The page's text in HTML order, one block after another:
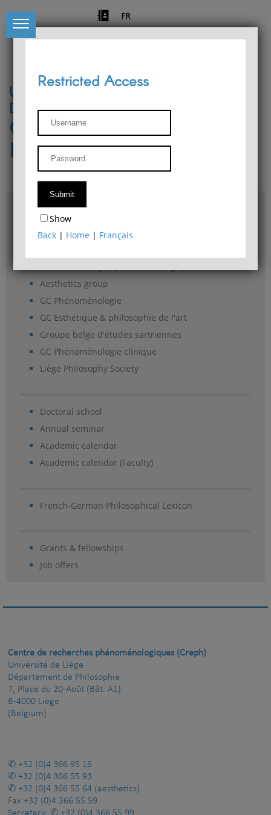
FR
University of Liège
Départment of Philosophy
Center for Phenomenological
Research
Access & maps
Philosophy Department Library
Aesthetics group
GC Phénoménologie
GC Esthétique & philosophie de l'art
Groupe belge d'études sartriennes
GC Phénoménologie clinique
Liège Philosophy Society
Doctoral school
Annual seminar
Academic calendar
Academic calendar (Faculty)
French-German Philosophical Lexicon
Grants & fellowships
Job offers
Restricted Access
Show
Back | Home | Français
Centre de recherches phénoménologiques (Creph)
Université de Liège
Département de Philosophie
7, Place du 20-Août (Bât. A1)
B-4000 Liège
(Belgium)
+32 (0)4 366 95 16
+32 (0)4 366 55 93
+32 (0)4 366 55 64 (aesthetics)
Fax +32 (0)4 366 55 59